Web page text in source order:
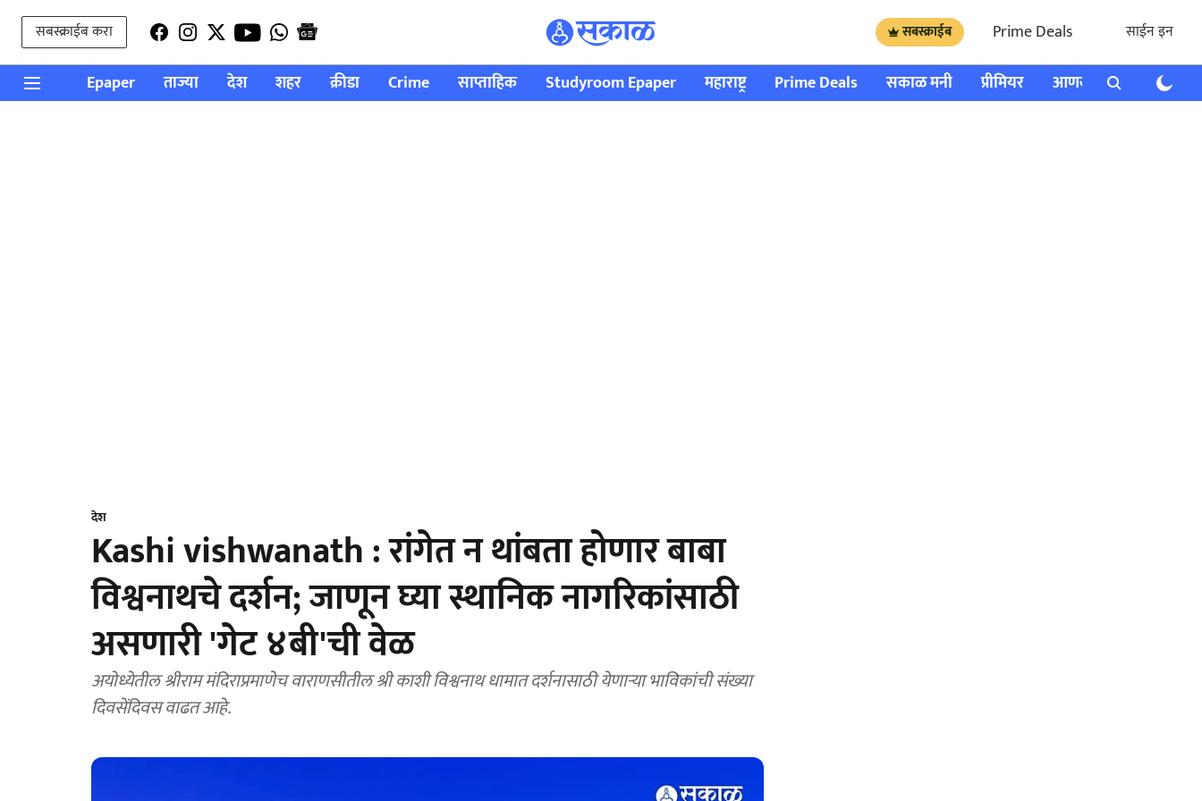
सबस्क्राईब करा सबस्क्राईब Prime Deals साईन इन
Epaper ताज्या देश शहर क्रीडा Crime साप्ताहिक Studyroom Epaper महाराष्ट्र Prime Deals सकाळ मनी प्रीमियर आणखी राशी भविष्य
देश
Kashi vishwanath : रांगेत न थांबता होणार बाबा
विश्वनाथचे दर्शन; जाणून घ्या स्थानिक नागरिकांसाठी
असणारी 'गेट ४बी'ची वेळ
अयोध्येतील श्रीराम मंदिराप्रमाणेच वाराणसीतील श्री काशी विश्वनाथ धामात दर्शनासाठी येणाऱ्या भाविकांची संख्या
दिवसेंदिवस वाढत आहे.